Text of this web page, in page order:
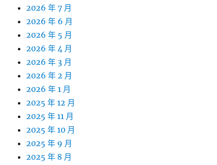
2026 年 7 月
2026 年 6 月
2026 年 5 月
2026 年 4 月
2026 年 3 月
2026 年 2 月
2026 年 1 月
2025 年 12 月
2025 年 11 月
2025 年 10 月
2025 年 9 月
2025 年 8 月